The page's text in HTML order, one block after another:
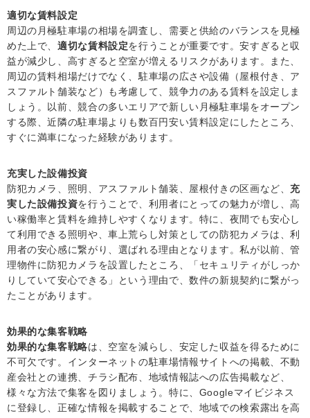
適切な賃料設定
周辺の月極駐車場の相場を調査し、需要と供給のバランスを見極
めた上で、適切な賃料設定を行うことが重要です。安すぎると収
益が減少し、高すぎると空室が増えるリスクがあります。また、
周辺の賃料相場だけでなく、駐車場の広さや設備（屋根付き、ア
スファルト舗装など）も考慮して、競争力のある賃料を設定しま
しょう。以前、競合の多いエリアで新しい月極駐車場をオープン
する際、近隣の駐車場よりも数百円安い賃料設定にしたところ、
すぐに満車になった経験があります。
充実した設備投資
防犯カメラ、照明、アスファルト舗装、屋根付きの区画など、 充
実した設備投資を行うことで、利用者にとっての魅力が増し、高
い稼働率と賃料を維持しやすくなります。特に、夜間でも安心し
て利用できる照明や、車上荒らし対策としての防犯カメラは、利
用者の安心感に繋がり、選ばれる理由となります。私が以前、管
理物件に防犯カメラを設置したところ、「セキュリティがしっか
りしていて安心できる」という理由で、数件の新規契約に繋がっ
たことがあります。
効果的な集客戦略
効果的な集客戦略は、空室を減らし、安定した収益を得るために
不可欠です。インターネットの駐車場情報サイトへの掲載、不動
産会社との連携、チラシ配布、地域情報誌への広告掲載など、
様々な方法で集客を図りましょう。特に、Googleマイビジネス
に登録し、正確な情報を掲載することで、地域での検索露出を高